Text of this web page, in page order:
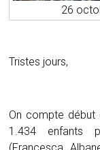
26
Tristes jours,
On compte
1.434 enfants